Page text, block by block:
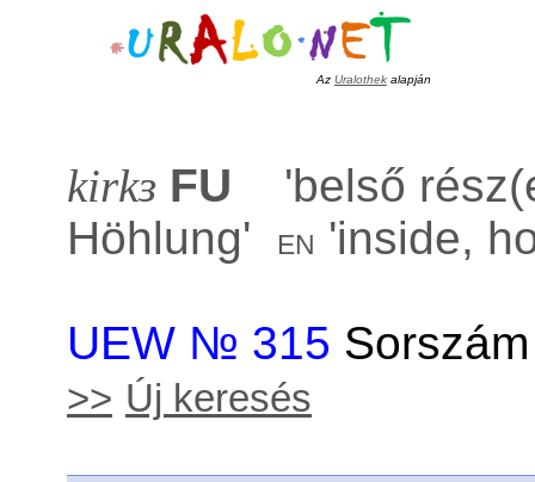
Az Uralothek alapján
kirkɜ FU 'belső
Höhlung' en 'inside,
UEW № 315
>> Új keresés